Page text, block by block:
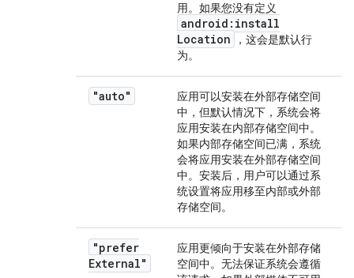
用。如果您没有定义
android:install
Location
，这会是默认行
为。
"auto"
应用可以安装在外部存储空间
中，但默认情况下，系统会将
应用安装在内部存储空间中。
如果内部存储空间已满，系统
会将应用安装在外部存储空间
中。安装后，用户可以通过系
统设置将应用移至内部或外部
存储空间。
"prefer
External"
应用更倾向于安装在外部存储
空间中。无法保证系统会遵循